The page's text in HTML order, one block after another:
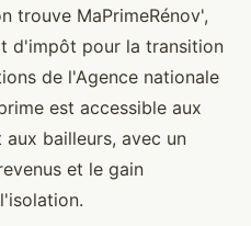
trouve MaPrimeRénov',
d'impôt pour la transition
de l'Agence nationale
est accessible aux
bailleurs, avec un
et le gain